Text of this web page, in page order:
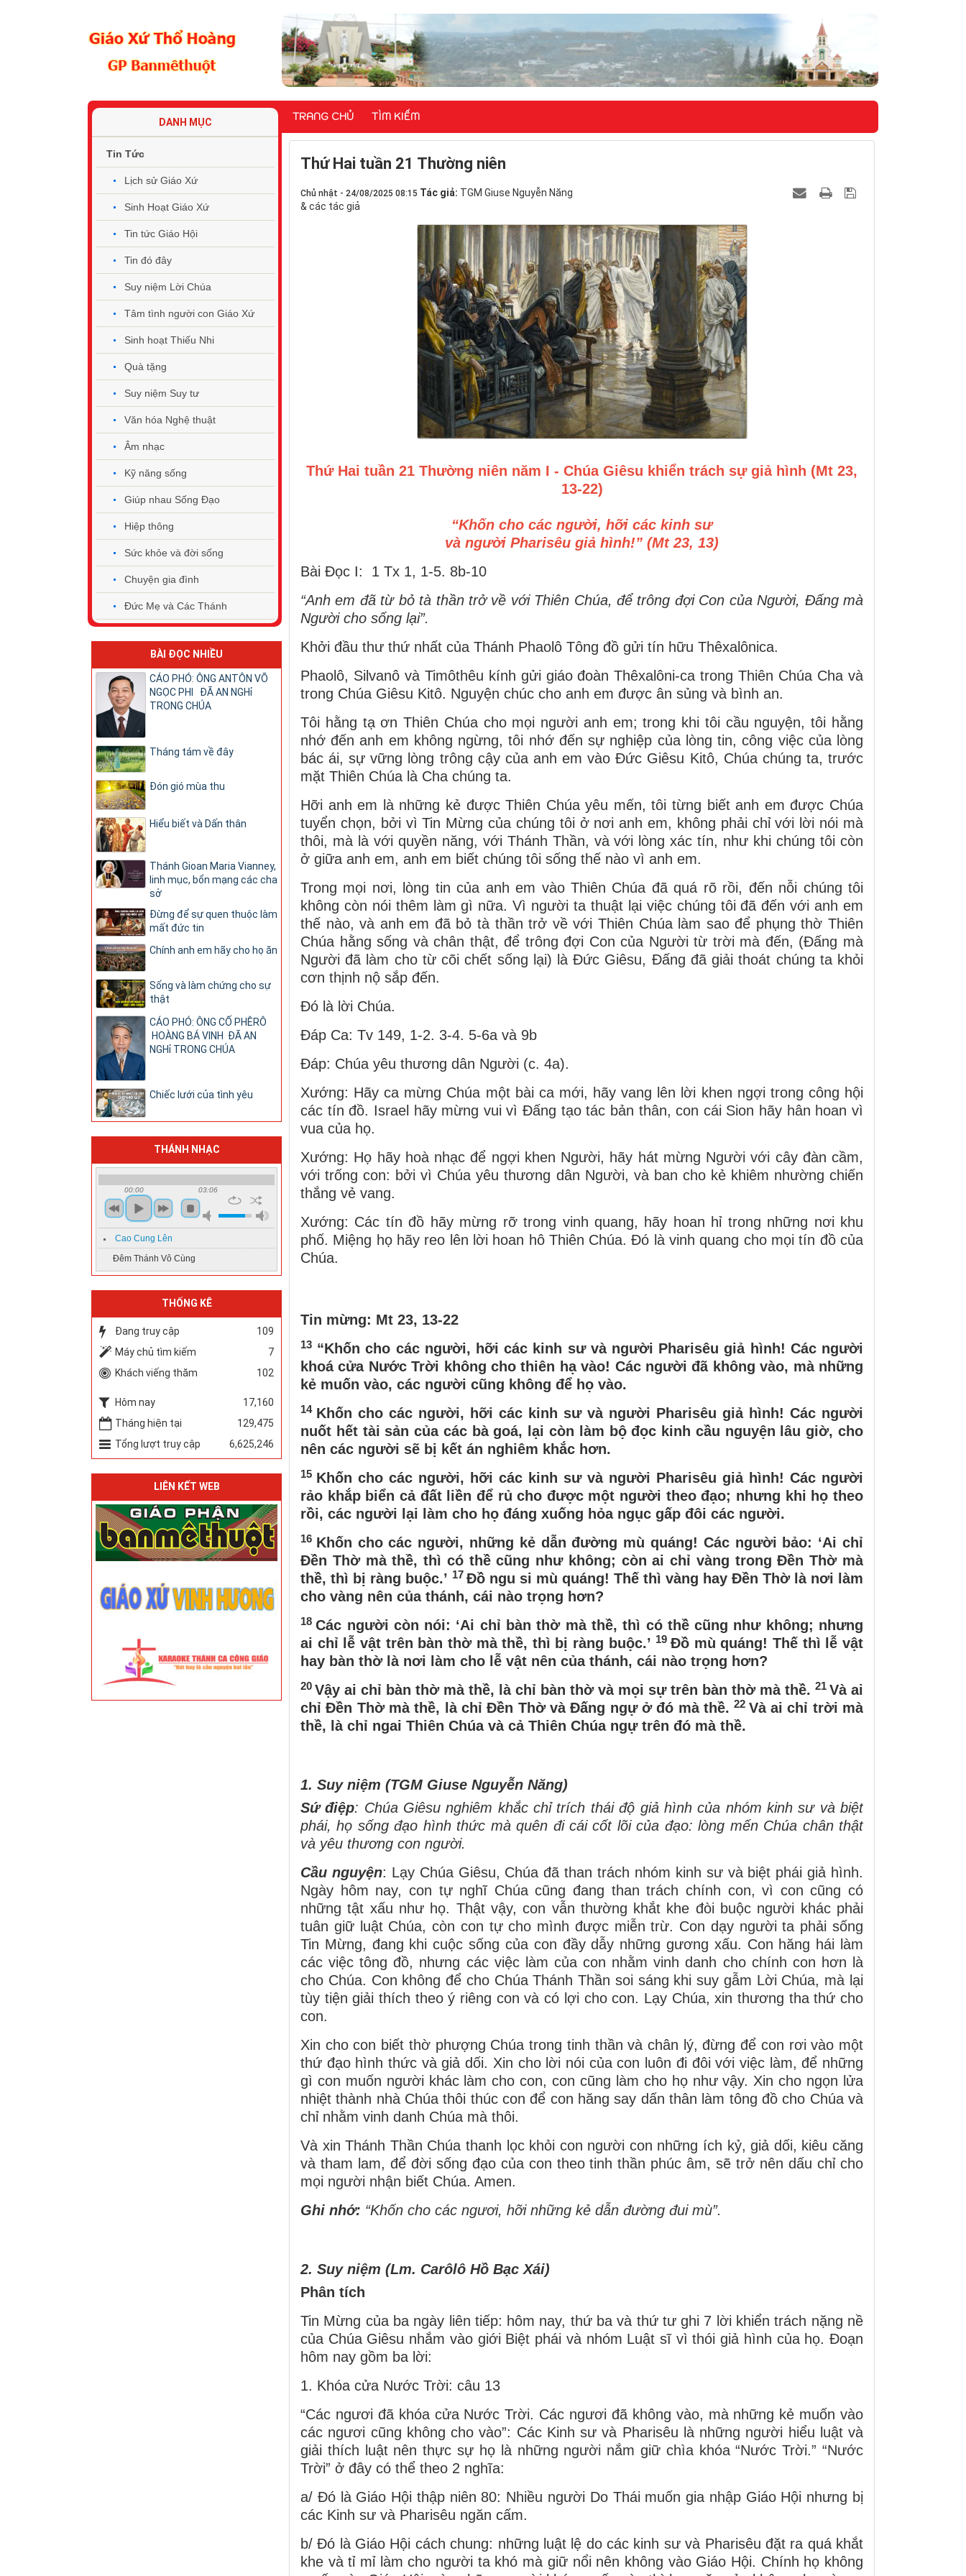
TRANG CHỦ TÌM KIẾM
Thứ Hai tuần 21 Thường niên
Chủ nhật - 24/08/2025 08:15 Tác giả: TGM Giuse Nguyễn Năng
& các tác giả
Thứ Hai tuần 21 Thường niên năm I - Chúa Giêsu khiển trách sự giả hình (Mt 23,
13-22)
“Khốn cho các người, hỡi các kinh sư
và người Pharisêu giả hình!” (Mt 23, 13)
Bài Ðọc I: 1 Tx 1, 1-5. 8b-10
“Anh em đã từ bỏ tà thần trở về với Thiên Chúa, để trông đợi Con của Người, Ðấng mà
Người cho sống lại”.
Khởi đầu thư thứ nhất của Thánh Phaolô Tông đồ gửi tín hữu Thêxalônica.
Phaolô, Silvanô và Timôthêu kính gửi giáo đoàn Thêxalôni-ca trong Thiên Chúa Cha và
trong Chúa Giêsu Kitô. Nguyện chúc cho anh em được ân sủng và bình an.
Tôi hằng tạ ơn Thiên Chúa cho mọi người anh em; trong khi tôi cầu nguyện, tôi hằng
nhớ đến anh em không ngừng, tôi nhớ đến sự nghiệp của lòng tin, công việc của lòng
bác ái, sự vững lòng trông cậy của anh em vào Ðức Giêsu Kitô, Chúa chúng ta, trước
mặt Thiên Chúa là Cha chúng ta.
Hỡi anh em là những kẻ được Thiên Chúa yêu mến, tôi từng biết anh em được Chúa
tuyển chọn, bởi vì Tin Mừng của chúng tôi ở nơi anh em, không phải chỉ với lời nói mà
thôi, mà là với quyền năng, với Thánh Thần, và với lòng xác tín, như khi chúng tôi còn
ở giữa anh em, anh em biết chúng tôi sống thế nào vì anh em.
Trong mọi nơi, lòng tin của anh em vào Thiên Chúa đã quá rõ rồi, đến nỗi chúng tôi
không còn nói thêm làm gì nữa. Vì người ta thuật lại việc chúng tôi đã đến với anh em
thế nào, và anh em đã bỏ tà thần trở về với Thiên Chúa làm sao để phụng thờ Thiên
Chúa hằng sống và chân thật, để trông đợi Con của Người từ trời mà đến, (Ðấng mà
Người đã làm cho từ cõi chết sống lại) là Ðức Giêsu, Ðấng đã giải thoát chúng ta khỏi
cơn thịnh nộ sắp đến.
Ðó là lời Chúa.
Ðáp Ca: Tv 149, 1-2. 3-4. 5-6a và 9b
Ðáp: Chúa yêu thương dân Người (c. 4a).
Xướng: Hãy ca mừng Chúa một bài ca mới, hãy vang lên lời khen ngợi trong công hội
các tín đồ. Israel hãy mừng vui vì Ðấng tạo tác bản thân, con cái Sion hãy hân hoan vì
vua của họ.
Xướng: Họ hãy hoà nhạc để ngợi khen Người, hãy hát mừng Người với cây đàn cầm,
với trống con: bởi vì Chúa yêu thương dân Người, và ban cho kẻ khiêm nhường chiến
thắng vẻ vang.
Xướng: Các tín đồ hãy mừng rỡ trong vinh quang, hãy hoan hỉ trong những nơi khu
phố. Miệng họ hãy reo lên lời hoan hô Thiên Chúa. Ðó là vinh quang cho mọi tín đồ của
Chúa.
Tin mừng: Mt 23, 13-22
13 “Khốn cho các người, hỡi các kinh sư và người Pharisêu giả hình! Các người
khoá cửa Nước Trời không cho thiên hạ vào! Các người đã không vào, mà những
kẻ muốn vào, các người cũng không để họ vào.
14 Khốn cho các người, hỡi các kinh sư và người Pharisêu giả hình! Các người
nuốt hết tài sản của các bà goá, lại còn làm bộ đọc kinh cầu nguyện lâu giờ, cho
nên các người sẽ bị kết án nghiêm khắc hơn.
15 Khốn cho các người, hỡi các kinh sư và người Pharisêu giả hình! Các người
rảo khắp biển cả đất liền để rủ cho được một người theo đạo; nhưng khi họ theo
rồi, các người lại làm cho họ đáng xuống hỏa ngục gấp đôi các người.
16 Khốn cho các người, những kẻ dẫn đường mù quáng! Các người bảo: ‘Ai chỉ
Đền Thờ mà thề, thì có thề cũng như không; còn ai chỉ vàng trong Đền Thờ mà
thề, thì bị ràng buộc.’ 17 Đồ ngu si mù quáng! Thế thì vàng hay Đền Thờ là nơi làm
cho vàng nên của thánh, cái nào trọng hơn?
18 Các người còn nói: ‘Ai chỉ bàn thờ mà thề, thì có thề cũng như không; nhưng
ai chỉ lễ vật trên bàn thờ mà thề, thì bị ràng buộc.’ 19 Đồ mù quáng! Thế thì lễ vật
hay bàn thờ là nơi làm cho lễ vật nên của thánh, cái nào trọng hơn?
20 Vậy ai chỉ bàn thờ mà thề, là chỉ bàn thờ và mọi sự trên bàn thờ mà thề. 21 Và ai
chỉ Đền Thờ mà thề, là chỉ Đền Thờ và Đấng ngự ở đó mà thề.22 Và ai chỉ trời mà
thề, là chỉ ngai Thiên Chúa và cả Thiên Chúa ngự trên đó mà thề.
1. Suy niệm (TGM Giuse Nguyễn Năng)
Sứ điệp: Chúa Giêsu nghiêm khắc chỉ trích thái độ giả hình của nhóm kinh sư và biệt
phái, họ sống đạo hình thức mà quên đi cái cốt lõi của đạo: lòng mến Chúa chân thật
và yêu thương con người.
Cầu nguyện: Lạy Chúa Giêsu, Chúa đã than trách nhóm kinh sư và biệt phái giả hình.
Ngày hôm nay, con tự nghĩ Chúa cũng đang than trách chính con, vì con cũng có
những tật xấu như họ. Thật vậy, con vẫn thường khắt khe đòi buộc người khác phải
tuân giữ luật Chúa, còn con tự cho mình được miễn trừ. Con dạy người ta phải sống
Tin Mừng, đang khi cuộc sống của con đầy dẫy những gương xấu. Con hăng hái làm
các việc tông đồ, nhưng các việc làm của con nhằm vinh danh cho chính con hơn là
cho Chúa. Con không để cho Chúa Thánh Thần soi sáng khi suy gẫm Lời Chúa, mà lại
tùy tiện giải thích theo ý riêng con và có lợi cho con. Lạy Chúa, xin thương tha thứ cho
con.
Xin cho con biết thờ phượng Chúa trong tinh thần và chân lý, đừng để con rơi vào một
thứ đạo hình thức và giả dối. Xin cho lời nói của con luôn đi đôi với việc làm, để những
gì con muốn người khác làm cho con, con cũng làm cho họ như vậy. Xin cho ngọn lửa
nhiệt thành nhà Chúa thôi thúc con để con hăng say dấn thân làm tông đồ cho Chúa và
chỉ nhằm vinh danh Chúa mà thôi.
Và xin Thánh Thần Chúa thanh lọc khỏi con người con những ích kỷ, giả dối, kiêu căng
và tham lam, để đời sống đạo của con theo tinh thần phúc âm, sẽ trở nên dấu chỉ cho
mọi người nhận biết Chúa. Amen.
Ghi nhớ: “Khốn cho các ngươi, hỡi những kẻ dẫn đường đui mù”.
2. Suy niệm (Lm. Carôlô Hồ Bạc Xái)
Phân tích
Tin Mừng của ba ngày liên tiếp: hôm nay, thứ ba và thứ tư ghi 7 lời khiển trách nặng nề
của Chúa Giêsu nhắm vào giới Biệt phái và nhóm Luật sĩ vì thói giả hình của họ. Đoạn
hôm nay gồm ba lời:
1. Khóa cửa Nước Trời: câu 13
“Các ngươi đã khóa cửa Nước Trời. Các ngươi đã không vào, mà những kẻ muốn vào
các ngươi cũng không cho vào”: Các Kinh sư và Pharisêu là những người hiểu luật và
giải thích luật nên thực sự họ là những người nắm giữ chìa khóa “Nước Trời.” “Nước
Trời” ở đây có thể theo 2 nghĩa:
a/ Đó là Giáo Hội thập niên 80: Nhiều người Do Thái muốn gia nhập Giáo Hội nhưng bị
các Kinh sư và Pharisêu ngăn cấm.
b/ Đó là Giáo Hội cách chung: những luật lệ do các kinh sư và Pharisêu đặt ra quá khắt
khe và tỉ mỉ làm cho người ta khó mà giữ nổi nên không vào Giáo Hội. Chính họ không
DANH MỤC
Tin Tức
Lịch sử Giáo Xứ
Sinh Hoạt Giáo Xứ
Tin tức Giáo Hội
Tin đó đây
Suy niệm Lời Chúa
Tâm tình người con Giáo Xứ
Sinh hoạt Thiếu Nhi
Quà tặng
Suy niệm Suy tư
Văn hóa Nghệ thuật
Âm nhạc
Kỹ năng sống
Giúp nhau Sống Đạo
Hiệp thông
Sức khỏe và đời sống
Chuyện gia đình
Đức Mẹ và Các Thánh
BÀI ĐỌC NHIỀU
CÁO PHÓ: ÔNG ANTÔN VÕ
NGỌC PHI ĐÃ AN NGHỉ
TRONG CHÚA
Tháng tám về đây
Đón gió mùa thu
Hiểu biết và Dấn thân
Thánh Gioan Maria Vianney,
linh mục, bổn mạng các cha
sở
Đừng để sự quen thuộc làm
mất đức tin
Chính anh em hãy cho họ ăn
Sống và làm chứng cho sự
thật
CÁO PHÓ: ÔNG CỐ PHÊRÔ
HOÀNG BÁ VINH ĐÃ AN
NGHỉ TRONG CHÚA
Chiếc lưới của tình yêu
THÁNH NHẠC
00:00 03:06
Cao Cung Lên
Đêm Thánh Vô Cùng
THỐNG KÊ
Đang truy cập
109
Máy chủ tìm kiếm
7
Khách viếng thăm
102
Hôm nay
17,160
Tháng hiện tại
129,475
Tổng lượt truy cập
6,625,246
LIÊN KẾT WEB